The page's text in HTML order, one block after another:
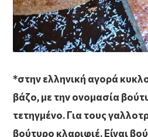
*στην ελληνική αγορά
βάζο, με την ονομασία
τετηγμένο. Για τους
βούτυρο κλαριφιέ. Είναι